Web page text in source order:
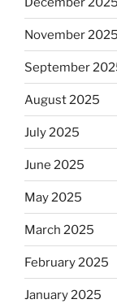
November 2025
September
August 2025
July 2025
June 2025
May 2025
March 2025
February 2025
January 2025